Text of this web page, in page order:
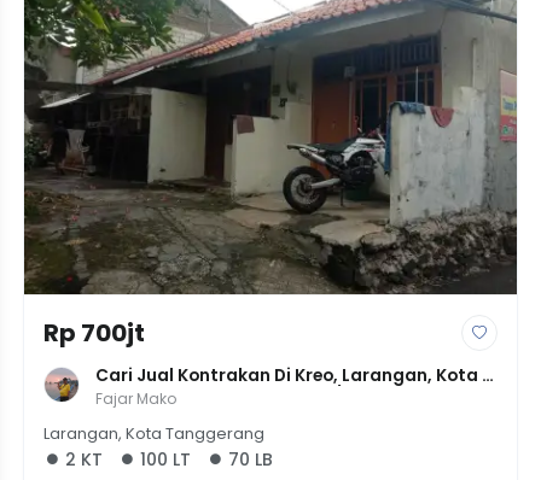
Rp 700jt
Cari Jual Kontrakan Di Kreo, Larangan, Kota
Tangerang Sewa Udah 1.5jt/bulan
Fajar Mako
Larangan, Kota Tanggerang
2 KT 100 LT 70 LB